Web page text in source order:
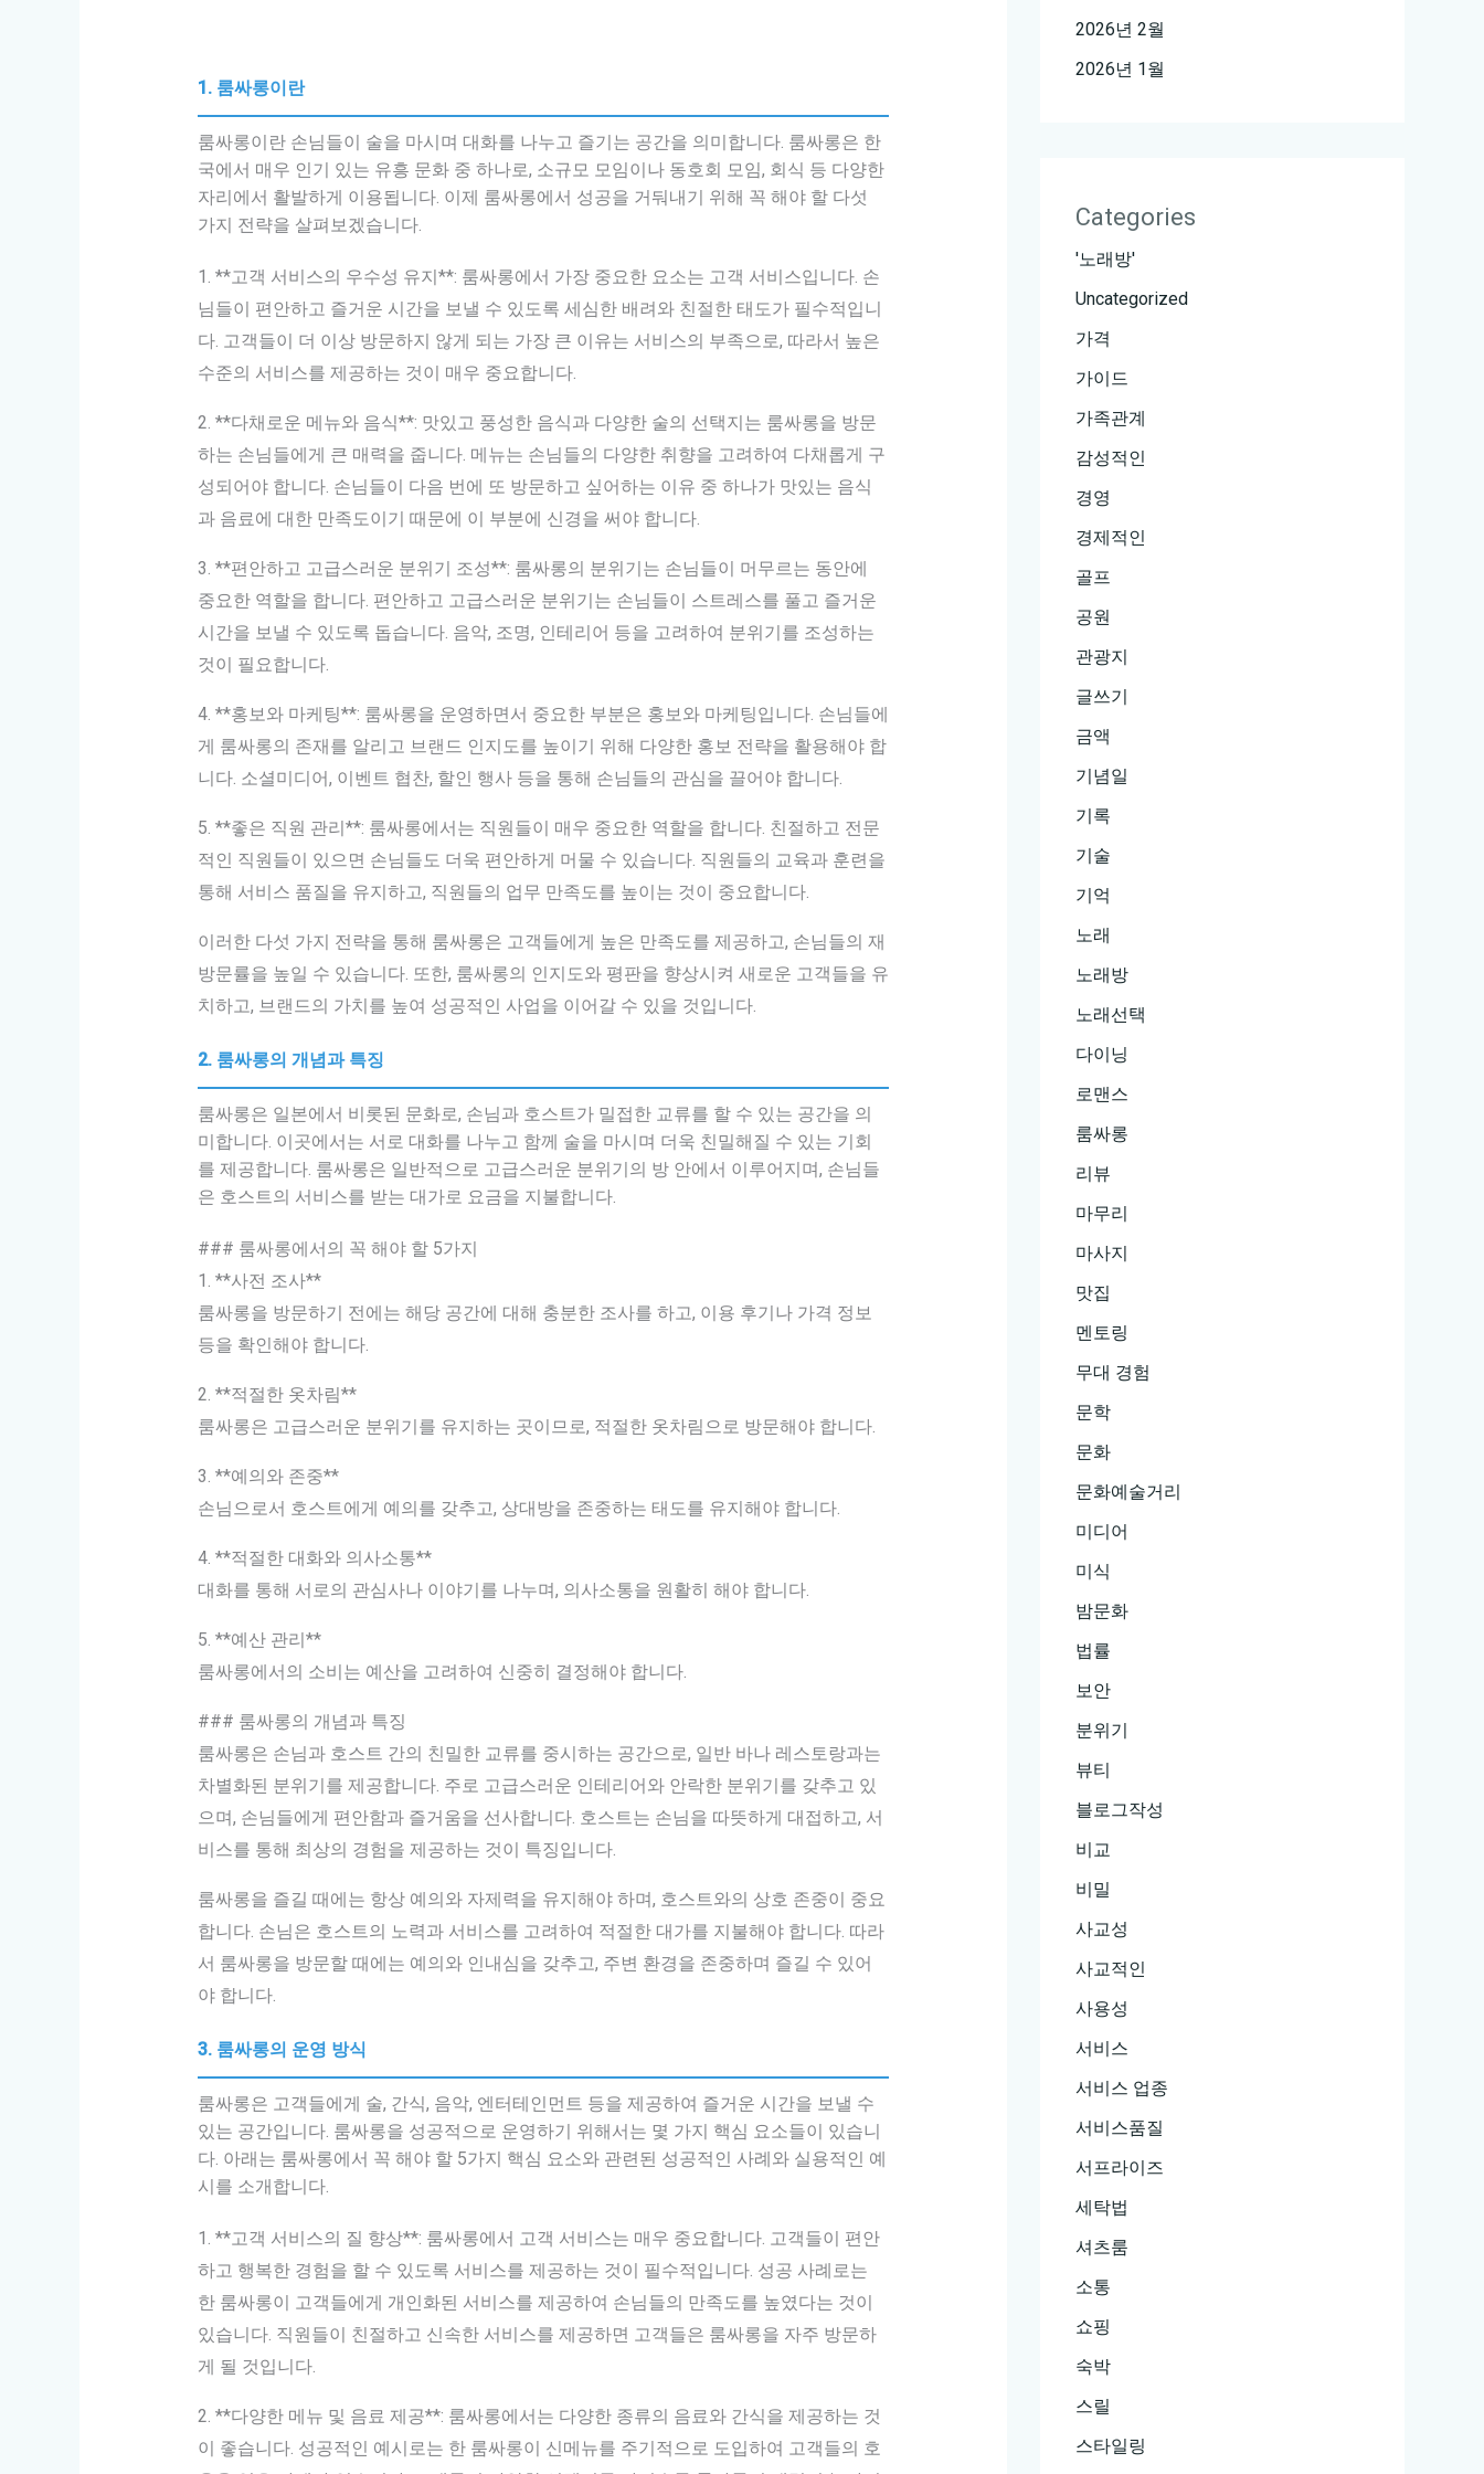
1. 룸싸롱이란
룸싸롱이란 손님들이 술을 마시며 대화를 나누고 즐기는 공간을 의미합니다. 룸싸롱은 한
국에서 매우 인기 있는 유흥 문화 중 하나로, 소규모 모임이나 동호회 모임, 회식 등 다양한
자리에서 활발하게 이용됩니다. 이제 룸싸롱에서 성공을 거둬내기 위해 꼭 해야 할 다섯
가지 전략을 살펴보겠습니다.
1. **고객 서비스의 우수성 유지**: 룸싸롱에서 가장 중요한 요소는 고객 서비스입니다. 손
님들이 편안하고 즐거운 시간을 보낼 수 있도록 세심한 배려와 친절한 태도가 필수적입니
다. 고객들이 더 이상 방문하지 않게 되는 가장 큰 이유는 서비스의 부족으로, 따라서 높은
수준의 서비스를 제공하는 것이 매우 중요합니다.
2. **다채로운 메뉴와 음식**: 맛있고 풍성한 음식과 다양한 술의 선택지는 룸싸롱을 방문
하는 손님들에게 큰 매력을 줍니다. 메뉴는 손님들의 다양한 취향을 고려하여 다채롭게 구
성되어야 합니다. 손님들이 다음 번에 또 방문하고 싶어하는 이유 중 하나가 맛있는 음식
과 음료에 대한 만족도이기 때문에 이 부분에 신경을 써야 합니다.
3. **편안하고 고급스러운 분위기 조성**: 룸싸롱의 분위기는 손님들이 머무르는 동안에
중요한 역할을 합니다. 편안하고 고급스러운 분위기는 손님들이 스트레스를 풀고 즐거운
시간을 보낼 수 있도록 돕습니다. 음악, 조명, 인테리어 등을 고려하여 분위기를 조성하는
것이 필요합니다.
4. **홍보와 마케팅**: 룸싸롱을 운영하면서 중요한 부분은 홍보와 마케팅입니다. 손님들에
게 룸싸롱의 존재를 알리고 브랜드 인지도를 높이기 위해 다양한 홍보 전략을 활용해야 합
니다. 소셜미디어, 이벤트 협찬, 할인 행사 등을 통해 손님들의 관심을 끌어야 합니다.
5. **좋은 직원 관리**: 룸싸롱에서는 직원들이 매우 중요한 역할을 합니다. 친절하고 전문
적인 직원들이 있으면 손님들도 더욱 편안하게 머물 수 있습니다. 직원들의 교육과 훈련을
통해 서비스 품질을 유지하고, 직원들의 업무 만족도를 높이는 것이 중요합니다.
이러한 다섯 가지 전략을 통해 룸싸롱은 고객들에게 높은 만족도를 제공하고, 손님들의 재
방문률을 높일 수 있습니다. 또한, 룸싸롱의 인지도와 평판을 향상시켜 새로운 고객들을 유
치하고, 브랜드의 가치를 높여 성공적인 사업을 이어갈 수 있을 것입니다.
2. 룸싸롱의 개념과 특징
룸싸롱은 일본에서 비롯된 문화로, 손님과 호스트가 밀접한 교류를 할 수 있는 공간을 의
미합니다. 이곳에서는 서로 대화를 나누고 함께 술을 마시며 더욱 친밀해질 수 있는 기회
를 제공합니다. 룸싸롱은 일반적으로 고급스러운 분위기의 방 안에서 이루어지며, 손님들
은 호스트의 서비스를 받는 대가로 요금을 지불합니다.
### 룸싸롱에서의 꼭 해야 할 5가지
1. **사전 조사**
룸싸롱을 방문하기 전에는 해당 공간에 대해 충분한 조사를 하고, 이용 후기나 가격 정보
등을 확인해야 합니다.
2. **적절한 옷차림**
룸싸롱은 고급스러운 분위기를 유지하는 곳이므로, 적절한 옷차림으로 방문해야 합니다.
3. **예의와 존중**
손님으로서 호스트에게 예의를 갖추고, 상대방을 존중하는 태도를 유지해야 합니다.
4. **적절한 대화와 의사소통**
대화를 통해 서로의 관심사나 이야기를 나누며, 의사소통을 원활히 해야 합니다.
5. **예산 관리**
룸싸롱에서의 소비는 예산을 고려하여 신중히 결정해야 합니다.
### 룸싸롱의 개념과 특징
룸싸롱은 손님과 호스트 간의 친밀한 교류를 중시하는 공간으로, 일반 바나 레스토랑과는
차별화된 분위기를 제공합니다. 주로 고급스러운 인테리어와 안락한 분위기를 갖추고 있
으며, 손님들에게 편안함과 즐거움을 선사합니다. 호스트는 손님을 따뜻하게 대접하고, 서
비스를 통해 최상의 경험을 제공하는 것이 특징입니다.
룸싸롱을 즐길 때에는 항상 예의와 자제력을 유지해야 하며, 호스트와의 상호 존중이 중요
합니다. 손님은 호스트의 노력과 서비스를 고려하여 적절한 대가를 지불해야 합니다. 따라
서 룸싸롱을 방문할 때에는 예의와 인내심을 갖추고, 주변 환경을 존중하며 즐길 수 있어
야 합니다.
3. 룸싸롱의 운영 방식
룸싸롱은 고객들에게 술, 간식, 음악, 엔터테인먼트 등을 제공하여 즐거운 시간을 보낼 수
있는 공간입니다. 룸싸롱을 성공적으로 운영하기 위해서는 몇 가지 핵심 요소들이 있습니
다. 아래는 룸싸롱에서 꼭 해야 할 5가지 핵심 요소와 관련된 성공적인 사례와 실용적인 예
시를 소개합니다.
1. **고객 서비스의 질 향상**: 룸싸롱에서 고객 서비스는 매우 중요합니다. 고객들이 편안
하고 행복한 경험을 할 수 있도록 서비스를 제공하는 것이 필수적입니다. 성공 사례로는
한 룸싸롱이 고객들에게 개인화된 서비스를 제공하여 손님들의 만족도를 높였다는 것이
있습니다. 직원들이 친절하고 신속한 서비스를 제공하면 고객들은 룸싸롱을 자주 방문하
게 될 것입니다.
2. **다양한 메뉴 및 음료 제공**: 룸싸롱에서는 다양한 종류의 음료와 간식을 제공하는 것
이 좋습니다. 성공적인 예시로는 한 룸싸롱이 신메뉴를 주기적으로 도입하여 고객들의 호
2026년 2월
2026년 1월
Categories
'노래방'
Uncategorized
가격
가이드
가족관계
감성적인
경영
경제적인
골프
공원
관광지
글쓰기
금액
기념일
기록
기술
기억
노래
노래방
노래선택
다이닝
로맨스
룸싸롱
리뷰
마무리
마사지
맛집
멘토링
무대 경험
문학
문화
문화예술거리
미디어
미식
밤문화
법률
보안
분위기
뷰티
블로그작성
비교
비밀
사교성
사교적인
사용성
서비스
서비스 업종
서비스품질
서프라이즈
세탁법
셔츠룸
소통
쇼핑
숙박
스릴
스타일링